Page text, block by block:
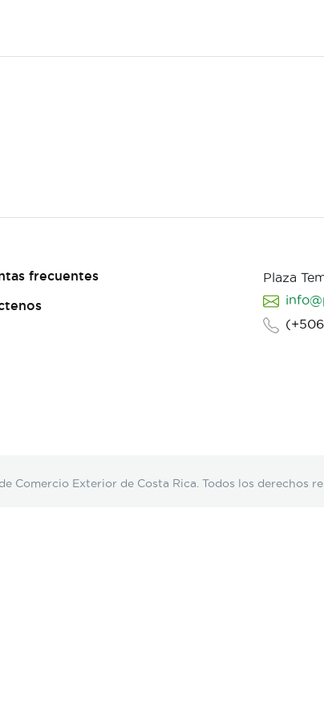
frecuentes
Plaza
Comercio Exterior de Costa Rica. Todos los derechos